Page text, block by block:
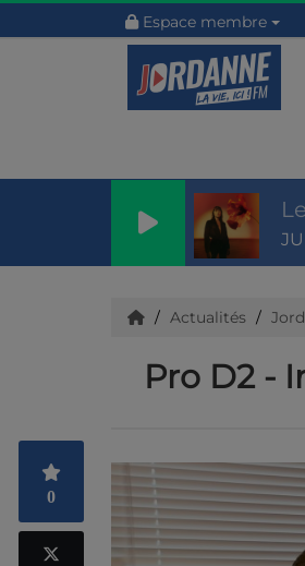
Espace membre
Actualités
Pro D2 -
0